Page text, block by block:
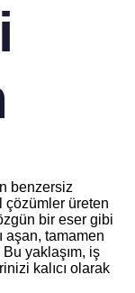
benzersiz
çözümler üreten
bir eser gibi
aşan, tamamen
yaklaşım, iş
kalıcı olarak